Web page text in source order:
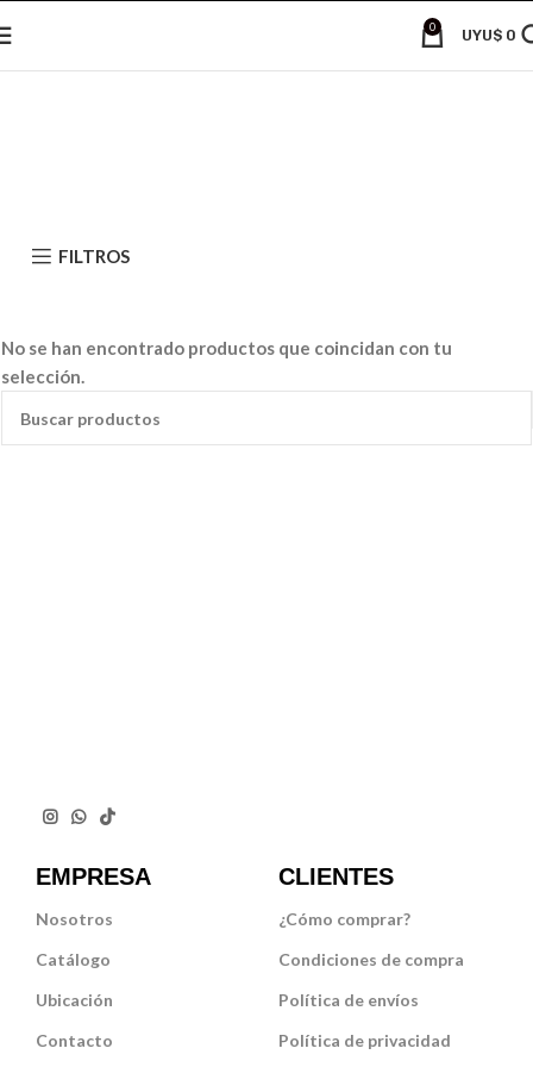
0 UYU$ 0
FILTROS
No se han encontrado productos que coincidan con tu
selección.
EMPRESA
Nosotros
Catálogo
Ubicación
Contacto
CLIENTES
¿Cómo comprar?
Condiciones de compra
Política de envíos
Política de privacidad